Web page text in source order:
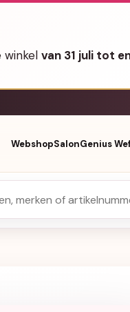
winkel van 31 juli tot
WebshopSalonGenius